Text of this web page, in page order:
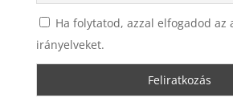
Ha folytatod, azzal elfogadod az
irányelveket.